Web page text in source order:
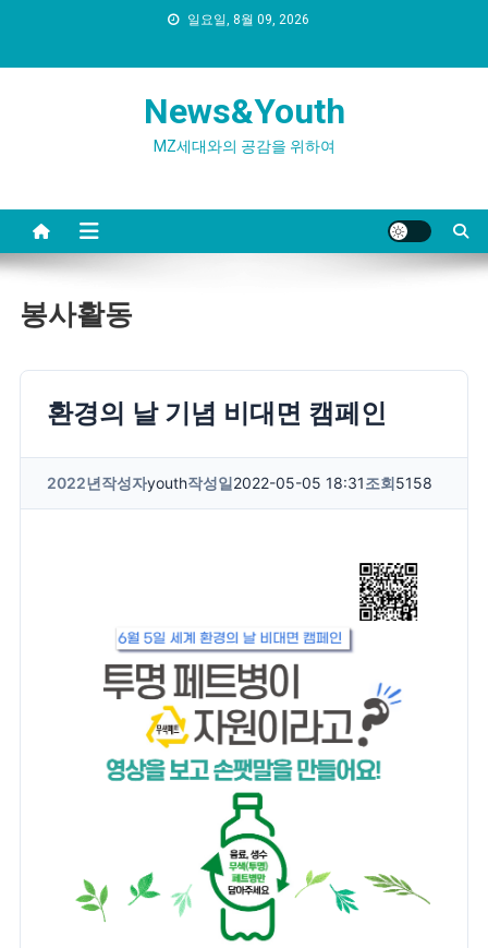
content
일요일, 8월 09, 2026
News&Youth
MZ세대와의 공감을 위하여
봉사활동
환경의 날 기념 비대면 캠페인
2022년작성자youth작성일2022-05-05 18:31조회5158